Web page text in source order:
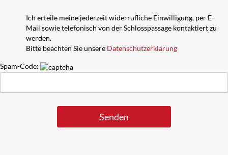
Ich erteile meine jederzeit widerrufliche Einwilligung, per E-
Mail sowie telefonisch von der Schlosspassage kontaktiert zu
werden.
Bitte beachten Sie unsere Datenschutzerklärung
Spam-Code: